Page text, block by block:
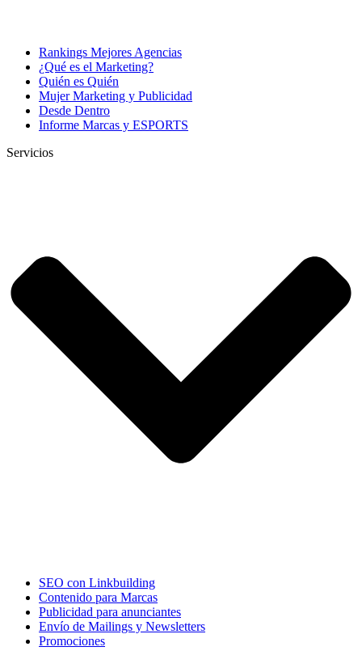
Rankings Mejores Agencias
¿Qué es el Marketing?
Quién es Quién
Mujer Marketing y Publicidad
Desde Dentro
Informe Marcas y ESPORTS
Servicios
SEO con Linkbuilding
Contenido para Marcas
Publicidad para anunciantes
Envío de Mailings y Newsletters
Promociones